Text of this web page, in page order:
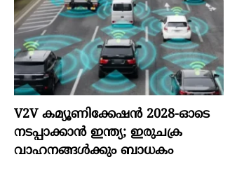
V2V കമ്യൂണിക്കേഷൻ 2028-ഓടെ
നടപ്പാക്കാൻ ഇന്ത്യ; ഇരുചക്ര
വാഹനങ്ങൾക്കും ബാധകം